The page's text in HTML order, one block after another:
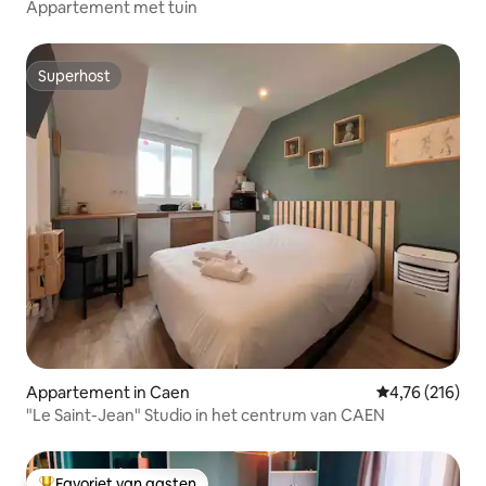
Appartement met tuin
Superhost
Superhost
Appartement in Caen Gemiddelde
4,76 (216)
"Le Saint-Jean" Studio in het centrum van CAEN